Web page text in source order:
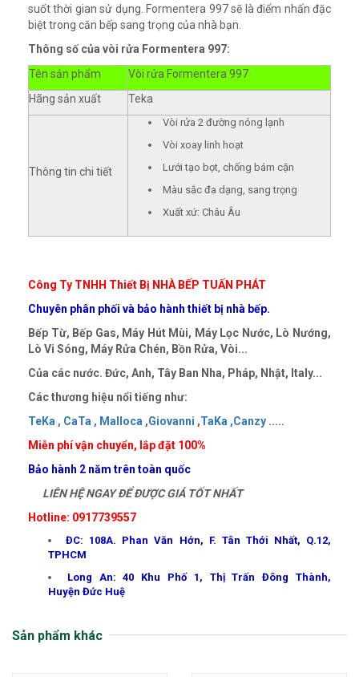
suốt thời gian sử dụng. Formentera 997 sẽ là điểm nhấn đặc
biệt trong căn bếp sang trọng của nhà bạn.
Thông số của vòi rửa Formentera 997:
Tên sản phẩm
Vòi rửa Formentera 997
Hãng sản xuất
Teka
Thông tin chi tiết
Vòi rửa 2 đường nóng lạnh
Vòi xoay linh hoạt
Lưới tạo bọt, chống bám cặn
Màu sắc đa dạng, sang trọng
Xuất xứ: Châu Âu
Công Ty TNHH Thiết Bị NHÀ BẾP TUẤN PHÁT
Chuyên phân phối và bảo hành thiết bị nhà bếp.
Bếp Từ, Bếp Gas, Máy Hút Mùi, Máy Lọc Nước, Lò Nướng,
Lò Vi Sóng, Máy Rửa Chén, Bồn Rửa, Vòi...
Của các nước. Đức, Anh, Tây Ban Nha, Pháp, Nhật, Italy...
Các thương hiệu nổi tiếng như:
TeKa , CaTa , Malloca ,Giovanni ,TaKa ,Canzy .....
Miễn phí vận chuyển, lắp đặt 100%
Bảo hành 2 năm trên toàn quốc
LIÊN HỆ NGAY ĐỂ ĐƯỢC GIÁ TỐT NHẤT
Hotline: 0917739557
ĐC: 108A. Phan Văn Hớn, F. Tân Thới Nhất, Q.12,
TPHCM
Long An: 40 Khu Phố 1, Thị Trấn Đông Thành,
Huyện Đức Huệ
Sản phẩm khác